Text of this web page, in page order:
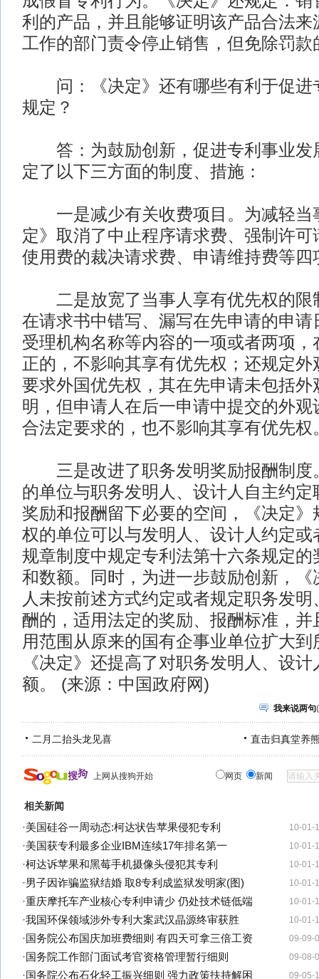
利的产品，并且能够证明该产品合法来
工作的部门责令停止销售，但免除罚款
问：《决定》还有哪些有利于促进
规定？
答：为鼓励创新，促进专利事业发
定了以下三方面的制度、措施：
一是减少有关收费项目。为减轻当
定》取消了中止程序请求费、强制许
使用费的裁决请求费、申请维持费等四
二是放宽了当事人享有优先权的限
在请求书中错写、漏写在先申请的申请
受理机构名称等内容的一项或者两项，
正的，不影响其享有优先权；还规定外
要求外国优先权，其在先申请未包括外
明，但申请人在后一申请中提交的外观
合法定要求的，也不影响其享有优先权
三是改进了职务发明奖励报酬制度
的单位与职务发明人、设计人自主约定
奖励和报酬留下必要的空间，《决定》
权的单位可以与发明人、设计人约定或
规章制度中规定专利法第十六条规定的
和数额。同时，为进一步鼓励创新，《
人未按前述方式约定或者规定职务发
酬的，适用法定的奖励、报酬标准，并
用范围从原来的国有企事业单位扩大
《决定》还提高了对职务发明人、设
额。 (来源：中国政府网)
我来说两句(
二月二抬头龙见喜 直击归真堂养
上网从搜狗开始 网页 新闻
相关新闻
10-01-
·美国硅谷一周动态:柯达状告苹果侵犯专利
10-01-
·美国获专利最多企业IBM连续17年排名第一
10-01-
·柯达诉苹果和黑莓手机摄像头侵犯其专利
10-01-
·男子因诈骗监狱结婚 取8专利成监狱发明家(图)
10-01-
·重庆摩托车产业核心专利申请少 仍处技术链低端
10-01-
·我国环保领域涉外专利大案武汉晶源终审获胜
09-09-
· 国务院公布国庆加班费细则 有四天可拿三倍工资
09-08-
· 国务院工作部门面试考官资格管理暂行细则
09-05-
· 国务院公布石化轻工振兴细则 强力政策扶持解困